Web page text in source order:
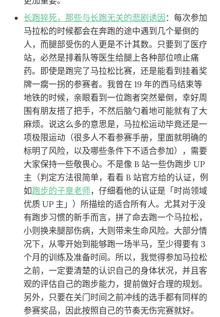
长跑猝死，那些与长跑无关的悲剧诱因 ：每次参加
马拉松的时候都会在奔跑的途中遇到几个晕倒的
人，而腿部受伤的人更是不计其数。只要到了医疗
站，必然是排着队等医生给腿上各种部位喷止痛
药。即使是跑完了马拉松比赛，还是能看到挂着奖
牌一瘸一拐的参赛者。我曾在 19 年的西马结束等
地铁的时候，亲眼看到一位跑者突然晕倒，幸好周
围有朋友搭了把手，不然后脑勺着地可能就有了大
麻烦。说这么多的意思是，马拉松运动毕竟还是一
项极限运动（很多人不看参赛手册，里面就明确的
标明了风险，以及哪些条件下不适合参加），需要
大家保持一些敬畏心。不是像 B 站一些伪跑步 UP
主（判定方法很简单，看看 B 站官方给的认证，例
如跑步的子章老师，仔细看他的认证是「时尚领域
优质 UP 主」）所描绘的适合所有人。尤其对于没
有跑步习惯的新手而言，拼了命去跑一个马拉松，
小则换来腿部伤病，大则带来生命风险。大部分情
况下，从零开始到能够跑一场半马，至少得要有 3
个月的训练及准备时间。所以，我觉得参加马拉松
之前，一定要清楚的认识自己的身体状况，并且客
观的评估自己的跑步能力，提前做好合理的规划。
另外，只要在关门时间之前冲线的选手都有同样的
参赛奖品，因此按照自己的节奏无伤完赛就好。